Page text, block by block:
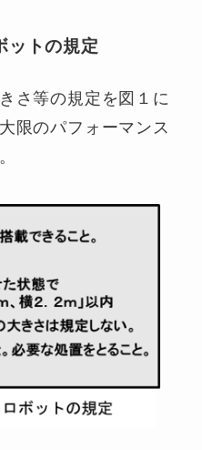
トの規定
さ等の規定を図１に
限のパフォーマンス